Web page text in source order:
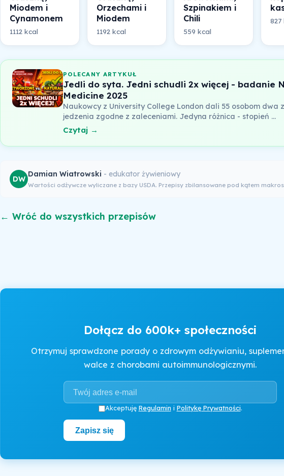
Miodem i
Cynamonem
1112 kcal
Orzechami i
Miodem
1192 kcal
Szpinakiem i
Chili
559 kcal
827
POLECANY ARTYKUŁ
Jedli do syta. Jedni schudli 2x więcej - badanie
Medicine 2025
Naukowcy z University College London dali 55 osobom dwa
jedzenia zgodne z zaleceniami. Jedyna różnica - stopień …
Czytaj →
DW
Damian Wiatrowski - edukator żywieniowy
Wartości odżywcze wyliczane z bazy USDA. Przepisy zbilansowane pod kątem
← Wróć do wszystkich przepisów
Dołącz do 600k+ społeczności
Otrzymuj sprawdzone porady o zdrowym odżywianiu,
walce z chorobami autoimmunologicznymi.
Akceptuję Regulamin i Politykę Prywatności.
Zapisz się